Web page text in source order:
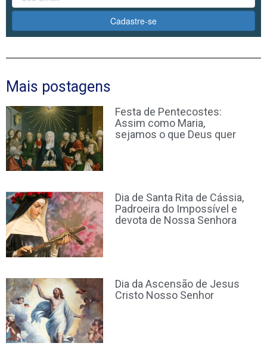
Cadastre-se
Mais postagens
Festa de Pentecostes:
Assim como Maria,
sejamos o que Deus quer
Dia de Santa Rita de Cássia,
Padroeira do Impossível e
devota de Nossa Senhora
Dia da Ascensão de Jesus
Cristo Nosso Senhor